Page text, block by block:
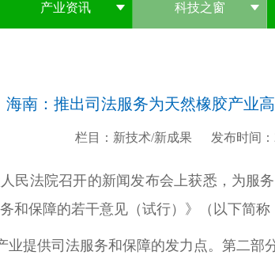
产业资讯 科技之窗
海南：推出司法服务为天然橡胶产业
栏目：新技术/新成果 发布时间：
民法院召开的新闻发布会上获悉，为服
和保障的若干意见（试行）》（以下简
业提供司法服务和保障的发力点。第二